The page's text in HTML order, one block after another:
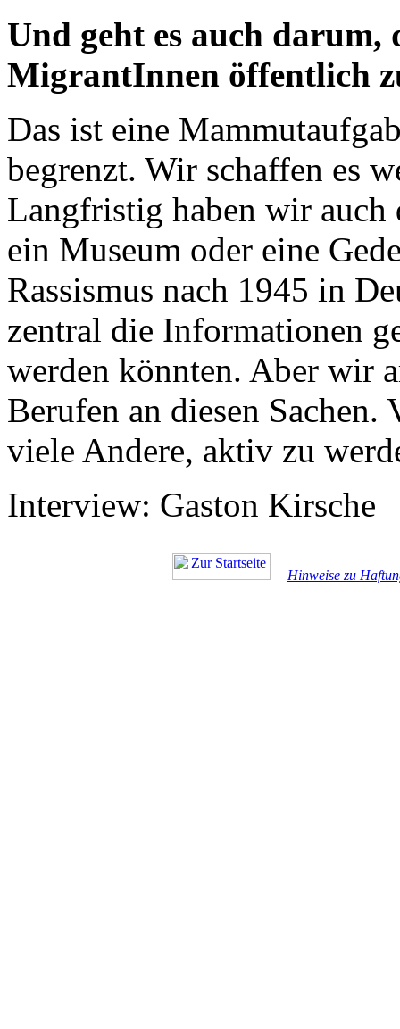
Und geht es auch
MigrantInnen öffentlich
Das ist eine
begrenzt. Wir schaffen es
Langfristig haben wir auch
ein Museum oder eine
Rassismus nach 1945 in
zentral die Informationen
werden könnten. Aber wir
Berufen an diesen
viele Andere, aktiv zu
Interview: Gaston Kirsche
Hinweise zu